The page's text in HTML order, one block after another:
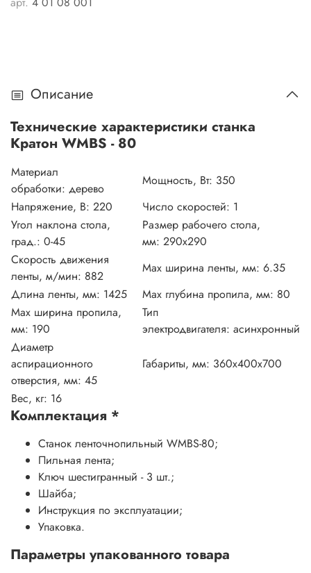
Описание
Технические характеристики станка
Кратон WMBS - 80
Материал
обработки: дерево
Мощность, Вт: 350
Напряжение, В: 220 Число скоростей: 1
Угол наклона стола,
град.: 0-45
Размер рабочего стола,
мм: 290х290
Скорость движения
ленты, м/мин: 882
Max ширина ленты, мм: 6.35
Длина ленты, мм: 1425 Max глубина пропила, мм: 80
Max ширина пропила,
мм: 190
Тип
электродвигателя: асинхронный
Диаметр
аспирационного
отверстия, мм: 45
Габариты, мм: 360х400х700
Вес, кг: 16
Комплектация *
Станок ленточнопильный WMBS-80;
Пильная лента;
Ключ шестигранный - 3 шт.;
Шайба;
Инструкция по эксплуатации;
Упаковка.
Параметры упакованного товара